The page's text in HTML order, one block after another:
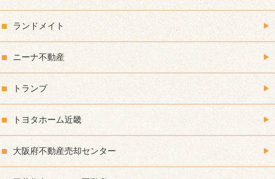
ランドメイト
ニーナ不動産
トランプ
トヨタホーム近畿
大阪府不動産売却センター